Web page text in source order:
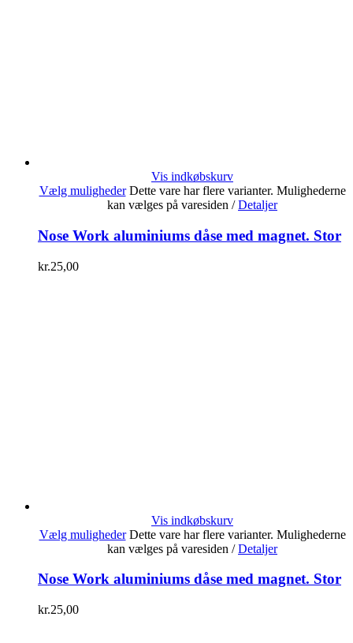
Vis indkøbskurv
Vælg muligheder Dette vare har flere varianter. Mulighederne
kan vælges på varesiden / Detaljer
Nose Work aluminiums dåse med magnet. Stor
kr.25,00
Vis indkøbskurv
Vælg muligheder Dette vare har flere varianter. Mulighederne
kan vælges på varesiden / Detaljer
Nose Work aluminiums dåse med magnet. Stor
kr.25,00